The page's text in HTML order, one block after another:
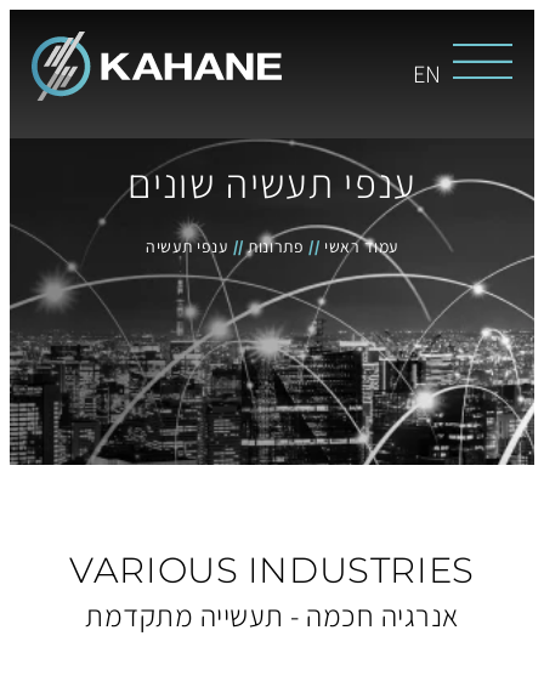
EN
ענפי תעשיה שונים
עמוד ראשי // פתרונות // ענפי תעשיה
VARIOUS INDUSTRIES
אנרגיה חכמה - תעשייה מתקדמת